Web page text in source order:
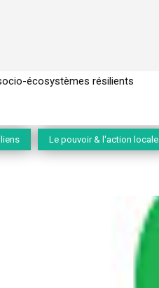
régénératif du vivant …
Le pouvoir & l'action locale